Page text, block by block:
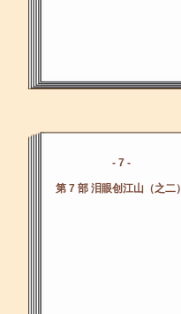
- 7 -
第 7 部 泪眼创江山（之二）